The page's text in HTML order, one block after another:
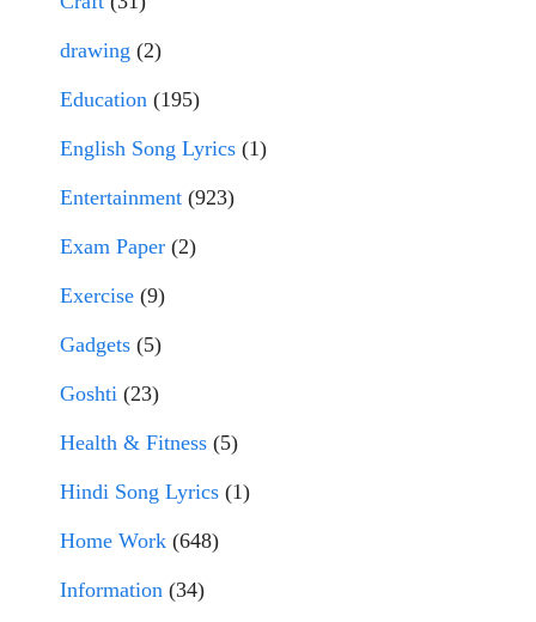
drawing (2)
Education (195)
English Song Lyrics (1)
Entertainment (923)
Exam Paper (2)
Exercise (9)
Gadgets (5)
Goshti (23)
Health & Fitness (5)
Hindi Song Lyrics (1)
Home Work (648)
Information (34)